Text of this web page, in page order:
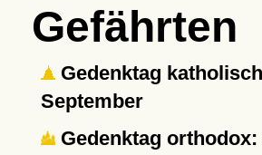
Gefährten
Gedenktag
September
Gedenktag orthodox: